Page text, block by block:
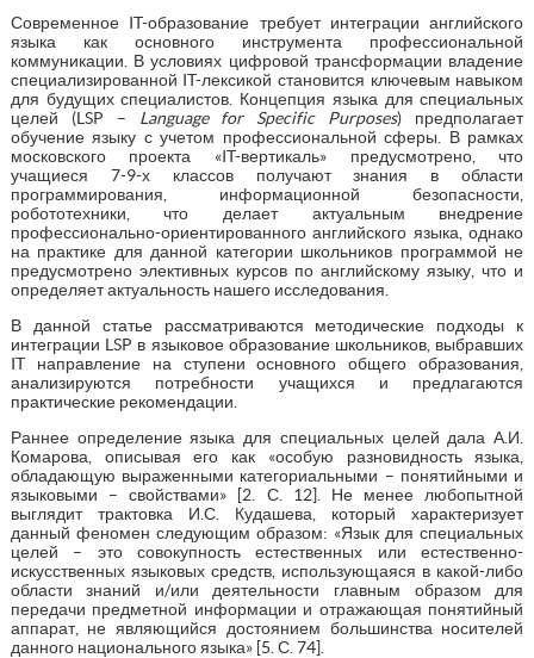
Современное IT-образование требует интеграции английского
языка как основного инструмента профессиональной
коммуникации. В условиях цифровой трансформации владение
специализированной IT-лексикой становится ключевым навыком
для будущих специалистов. Концепция языка для специальных
целей (LSP – Language for Specific Purposes) предполагает
обучение языку с учетом профессиональной сферы. В рамках
московского проекта «IT-вертикаль» предусмотрено, что
учащиеся 7-9-х классов получают знания в области
программирования, информационной безопасности,
робототехники, что делает актуальным внедрение
профессионально-ориентированного английского языка, однако
на практике для данной категории школьников программой не
предусмотрено элективных курсов по английскому языку, что и
определяет актуальность нашего исследования.
В данной статье рассматриваются методические подходы к
интеграции LSP в языковое образование школьников, выбравших
IT направление на ступени основного общего образования,
анализируются потребности учащихся и предлагаются
практические рекомендации.
Раннее определение языка для специальных целей дала А.И.
Комарова, описывая его как «особую разновидность языка,
обладающую выраженными категориальными – понятийными и
языковыми – свойствами» [2. С. 12]. Не менее любопытной
выглядит трактовка И.С. Кудашева, который характеризует
данный феномен следующим образом: «Язык для специальных
целей – это совокупность естественных или естественно-
искусственных языковых средств, использующаяся в какой-либо
области знаний и/или деятельности главным образом для
передачи предметной информации и отражающая понятийный
аппарат, не являющийся достоянием большинства носителей
данного национального языка» [5. С. 74].